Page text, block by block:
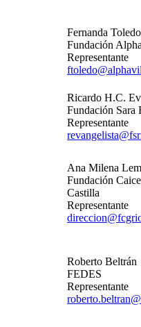
Fernanda
Fundación
Representante
Ricardo H.C.
Fundación Sara
Representante
Ana Milena
Fundación
Castilla
Representante
Roberto Beltrán
FEDES
Representante